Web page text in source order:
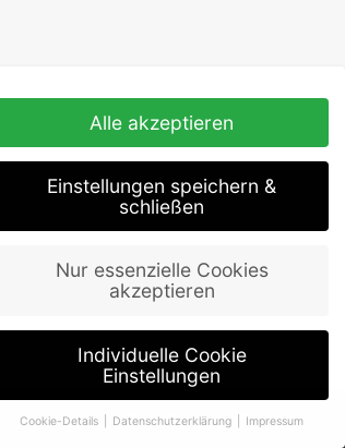
Alle akzeptieren
Einstellungen speichern &
schließen
Nur essenzielle Cookies
akzeptieren
Individuelle Cookie
Einstellungen
Cookie-Details Datenschutzerklärung Impressum